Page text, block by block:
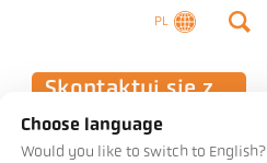
PL
Skontaktuj się z
nami
Choose language
Would you like to switch to English?